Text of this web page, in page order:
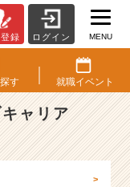
録 ログイン MENU
探す 就職イベント
ャリア
>